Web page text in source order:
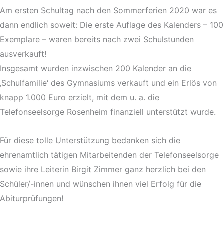
Am ersten Schultag nach den Sommerferien 2020 war es
dann endlich soweit: Die erste Auflage des Kalenders – 100
Exemplare – waren bereits nach zwei Schulstunden
ausverkauft!
Insgesamt wurden inzwischen 200 Kalender an die
‚Schulfamilie‘ des Gymnasiums verkauft und ein Erlös von
knapp 1.000 Euro erzielt, mit dem u. a. die
Telefonseelsorge Rosenheim finanziell unterstützt wurde.
Für diese tolle Unterstützung bedanken sich die
ehrenamtlich tätigen Mitarbeitenden der Telefonseelsorge
sowie ihre Leiterin Birgit Zimmer ganz herzlich bei den
Schüler/-innen und wünschen ihnen viel Erfolg für die
Abiturprüfungen!